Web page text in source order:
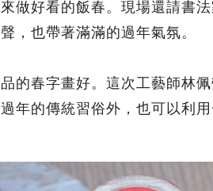
做好看的飯春。現場還請書
，也帶著滿滿的過年氣氛。
的春字畫好。這次工藝師林
年的傳統習俗外，也可以利